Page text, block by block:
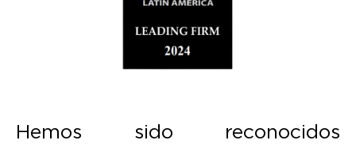
Hemos sido reconocidos